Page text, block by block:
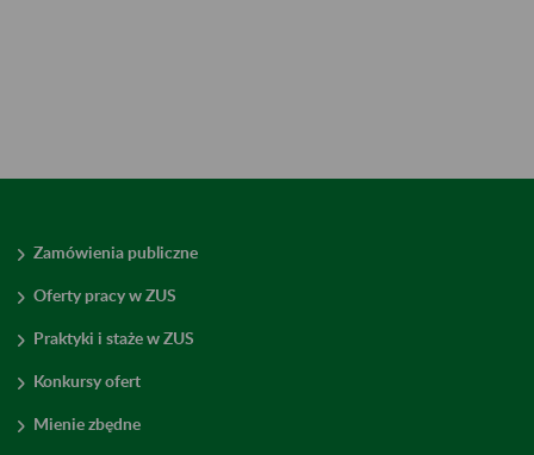
Zamówienia publiczne
Oferty pracy w ZUS
Praktyki i staże w ZUS
Konkursy ofert
Mienie zbędne